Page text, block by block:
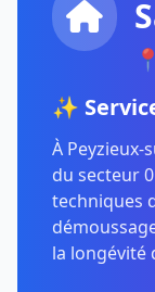
✨
À Peyzieux-
du secteur
techniques
la longévité